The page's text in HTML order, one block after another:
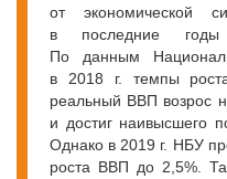
от экономической
в последние годы
По данным
в 2018 г. темпы
реальный ВВП возрос
и достиг наивысшего
Однако в 2019 г. НБУ
роста ВВП до 2,5%.